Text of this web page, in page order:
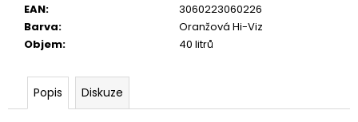
EAN:
3060223060226
Barva:
Oranžová Hi-Viz
Objem: 40 litrů
Popis Diskuze